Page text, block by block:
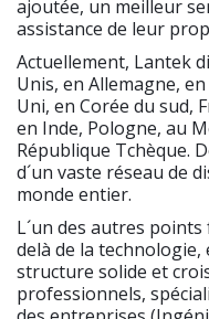
ajoutée, un meilleur
assistance de leur
Actuellement, Lantek
Unis, en Allemagne,
Uni, en Corée du sud,
en Inde, Pologne, au
République Tchèque.
d´un vaste réseau de
monde entier.
L´un des autres
delà de la
structure solide et
professionnels,